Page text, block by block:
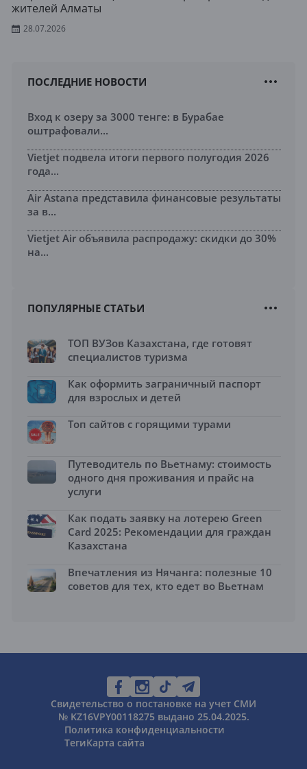
жителей Алматы
28.07.2026
ПОСЛЕДНИЕ НОВОСТИ
Вход к озеру за 3000 тенге: в Бурабае
оштрафовали...
Vietjet подвела итоги первого полугодия 2026
года...
Air Astana представила финансовые результаты
за в...
Vietjet Air объявила распродажу: скидки до 30%
на...
ПОПУЛЯРНЫЕ СТАТЬИ
ТОП ВУЗов Казахстана, где готовят
специалистов туризма
Как оформить заграничный паспорт
для взрослых и детей
Топ сайтов с горящими турами
Путеводитель по Вьетнаму: стоимость
одного дня проживания и прайс на
услуги
Как подать заявку на лотерею Green
Card 2025: Рекомендации для граждан
Казахстана
Впечатления из Нячанга: полезные 10
советов для тех, кто едет во Вьетнам
Свидетельство о постановке на учет СМИ
№ KZ16VPY00118275 выдано 25.04.2025.
Политика конфиденциальности
ТегиКарта сайта